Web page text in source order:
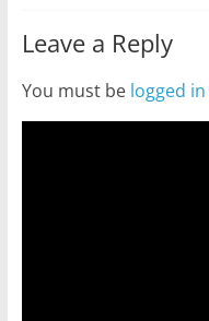
Leave a Reply
You must be logged in